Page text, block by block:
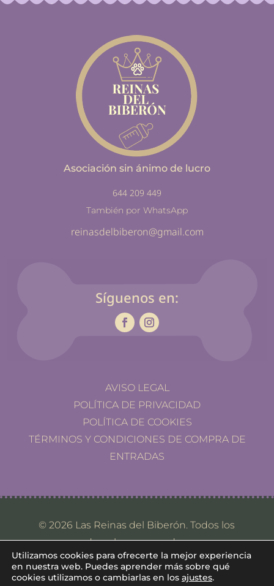
Asociación sin ánimo de lucro
644 209 449
También por WhatsApp
reinasdelbiberon@gmail.com
Síguenos en:
AVISO LEGAL
POLÍTICA DE PRIVACIDAD
POLÍTICA DE COOKIES
TÉRMINOS Y CONDICIONES DE COMPRA DE
ENTRADAS
© 2026 Las Reinas del Biberón. Todos los
derechos reservados.
Utilizamos cookies para ofrecerte la mejor experiencia
en nuestra web. Puedes aprender más sobre qué
cookies utilizamos o cambiarlas en los ajustes.